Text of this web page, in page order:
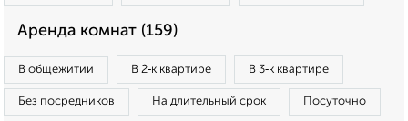
Аренда комнат (159)
В общежитии В 2‑к квартире В 3‑к квартире
Без посредников На длительный срок Посуточно